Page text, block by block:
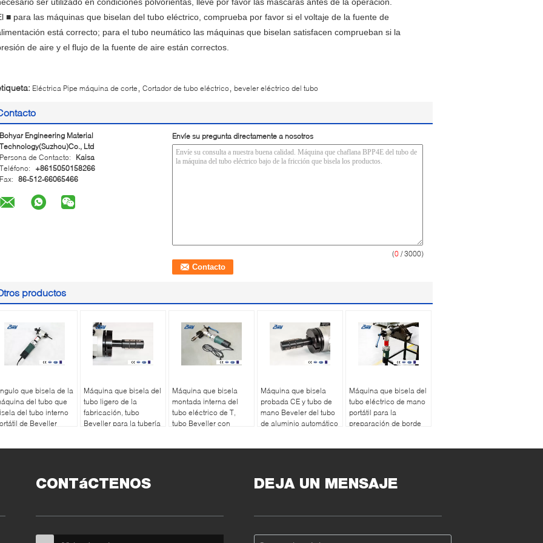
■ para las máquinas que biselan del tubo eléctrico, comprueba por favor si el voltaje de la fuente de
está correcto; para el tubo neumático las máquinas que biselan satisfacen comprueban si la
de aire y el flujo de la fuente de aire están correctos.
Eléctrica Pipe máquina de corte Cortador de tubo eléctrico beveler eléctrico del tubo
Bohyar Engineering Material
Technology(Suzhou)Co., Ltd
Persona de Contacto:
Kaisa
Teléfono:
+8615050158266
Fax: 86-512-66065466
Envíe su pregunta directamente a nosotros
(0 / 3000)
productos
que bisela de la
del tubo que
del tubo interno
de Beveller
Máquina que bisela del
tubo ligero de la
fabricación, tubo
Beveller para la tubería
Máquina que bisela
montada interna del
tubo eléctrico de T,
tubo Beveller con
Máquina que bisela
probada CE y tubo de
mano Beveler del tubo
de aluminio automático
Máquina que bisela del
tubo eléctrico de mano
portátil para la
preparación de borde
CONTáCTENOS DEJA UN MENSAJE